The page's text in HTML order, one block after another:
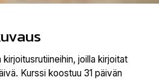
joilla kirjoitat
Kurssi koostuu 31 päivän